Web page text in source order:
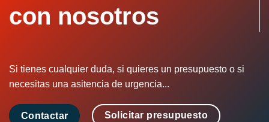
con nosotros
Si tienes cualquier duda, si quieres un presupuesto o si
necesitas una asitencia de urgencia...
Contactar Solicitar presupuesto